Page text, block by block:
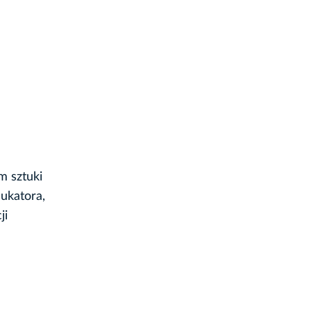
sztuki